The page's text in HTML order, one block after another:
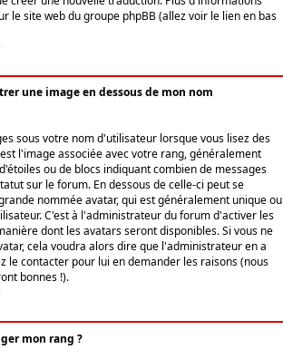
le site web du groupe phpBB (allez voir le lien en bas
une image en dessous de mon nom
sous votre nom d'utilisateur lorsque vous lisez des
l'image associée avec votre rang, généralement
ou de blocs indiquant combien de messages
sur le forum. En dessous de celle-ci peut se
nommée avatar, qui est généralement unique ou
C'est à l'administrateur du forum d'activer les
dont les avatars seront disponibles. Si vous ne
cela voudra alors dire que l'administrateur en a
le contacter pour lui en demander les raisons (nous
bonnes !).
mon rang ?